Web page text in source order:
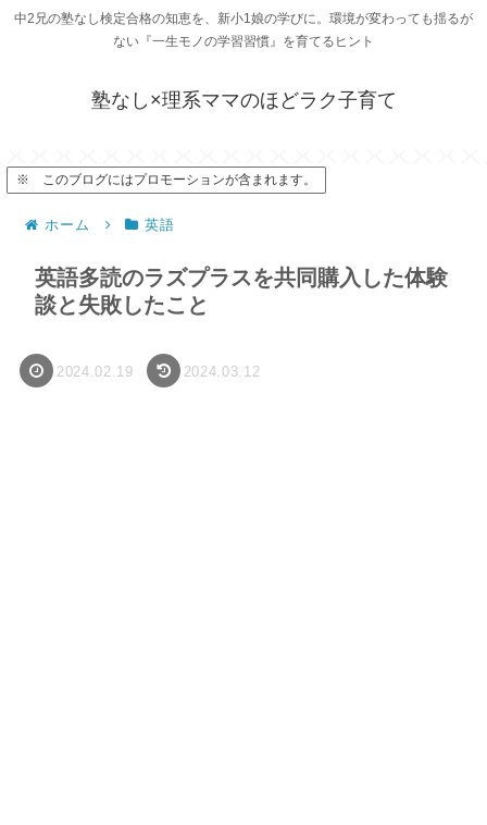
中2兄の塾なし検定合格の知恵を、新小1娘の学びに。環境が変わっても揺るが
ない『一生モノの学習習慣』を育てるヒント
塾なし×理系ママのほどラク子育て
※ このブログにはプロモーションが含まれます。
ホーム 英語
英語多読のラズプラスを共同購入した体験
談と失敗したこと
2024.02.19 2024.03.12